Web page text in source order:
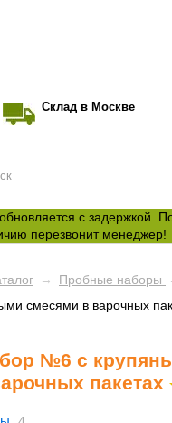
Склад в Москве
с задержкой.
перезвонит менеджер!
→ Пробные наборы
смесями в варочных
№6 с
пакетах